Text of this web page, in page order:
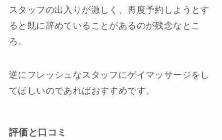
スタッフの出入りが激しく、再度予約しようとす
ると既に辞めていることがあるのが残念なとこ
ろ。
逆にフレッシュなスタッフにゲイマッサージをし
てほしいのであればおすすめです。
評価と口コミ